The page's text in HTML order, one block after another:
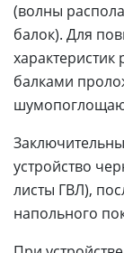
(волны
балок). Для
балками
устройство
листы ГВЛ),
напольного